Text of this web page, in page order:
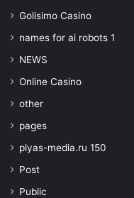
Golisimo Casino
names for ai robots 1
NEWS
Online Casino
other
pages
plyas-media.ru 150
Post
Public